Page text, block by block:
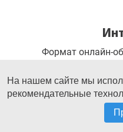
Формат онлайн-
На нашем сайте мы
рекомендательные